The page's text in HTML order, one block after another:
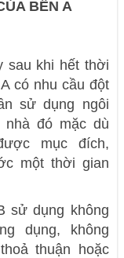
BÊN A
sau khi hết thời
có nhu cầu đột
sử dụng ngôi
đó mặc dù
mục đích,
một thời gian
sử dụng không
dụng, không
thuận hoặc